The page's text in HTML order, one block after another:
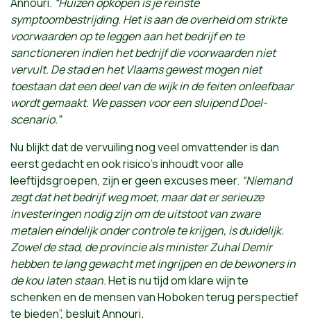
symptoombestrijding. Het is aan de overheid om strikte
voorwaarden op te leggen aan het bedrijf en te
sanctioneren indien het bedrijf die voorwaarden niet
vervult. De stad en het Vlaams gewest mogen niet
toestaan dat een deel van de wijk in de feiten onleefbaar
wordt gemaakt. We passen voor een sluipend Doel-
scenario.”
Nu blijkt dat de vervuiling nog veel omvattender is dan
eerst gedacht en ook risico’s inhoudt voor alle
leeftijdsgroepen, zijn er geen excuses meer. “Niemand
zegt dat het bedrijf weg moet, maar dat er serieuze
investeringen nodig zijn om de uitstoot van zware
metalen eindelijk onder controle te krijgen, is duidelijk.
Zowel de stad, de provincie als minister Zuhal Demir
hebben te lang gewacht met ingrijpen en de bewoners in
de kou laten staan.Het is nu tijd om klare wijn te
schenken en de mensen van Hoboken terug perspectief
te bieden”, besluit Annouri.